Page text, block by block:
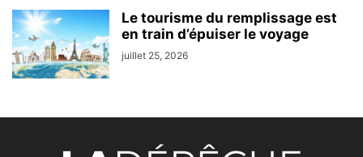
Le tourisme du remplissage est
en train d’épuiser le voyage
juillet 25, 2026